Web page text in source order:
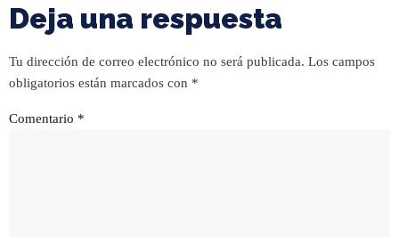
Deja una respuesta
Tu dirección de correo electrónico no será publicada. Los campos
obligatorios están marcados con *
Comentario *